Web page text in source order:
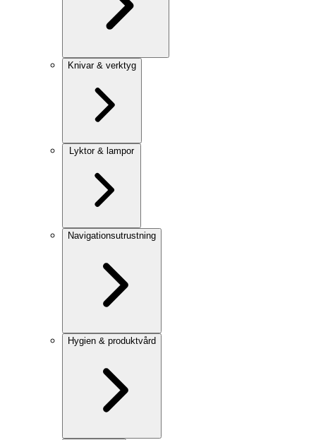
Knivar & verktyg
Lyktor & lampor
Navigationsutrustning
Hygien & produktvård